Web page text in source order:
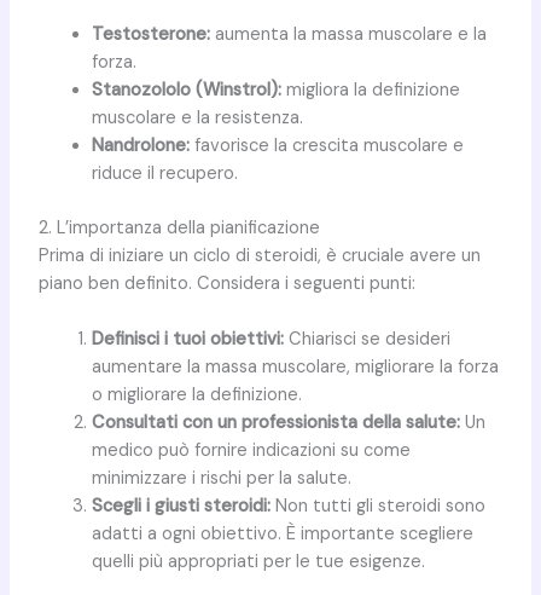
Testosterone:aumenta la massa muscolare e la
forza.
Stanozololo (Winstrol):migliora la definizione
muscolare e la resistenza.
Nandrolone:favorisce la crescita muscolare e
riduce il recupero.
2. L’importanza della pianificazione
Prima di iniziare un ciclo di steroidi, è cruciale avere un
piano ben definito. Considera i seguenti punti:
Definisci i tuoi obiettivi:Chiarisci se desideri
aumentare la massa muscolare, migliorare la forza
o migliorare la definizione.
Consultati con un professionista della salute:Un
medico può fornire indicazioni su come
minimizzare i rischi per la salute.
Scegli i giusti steroidi:Non tutti gli steroidi sono
adatti a ogni obiettivo. È importante scegliere
quelli più appropriati per le tue esigenze.